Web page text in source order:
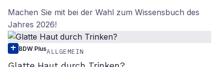
Machen Sie mit bei der Wahl zum Wissensbuch des
Jahres 2026!
BDW PlusALLGEMEIN